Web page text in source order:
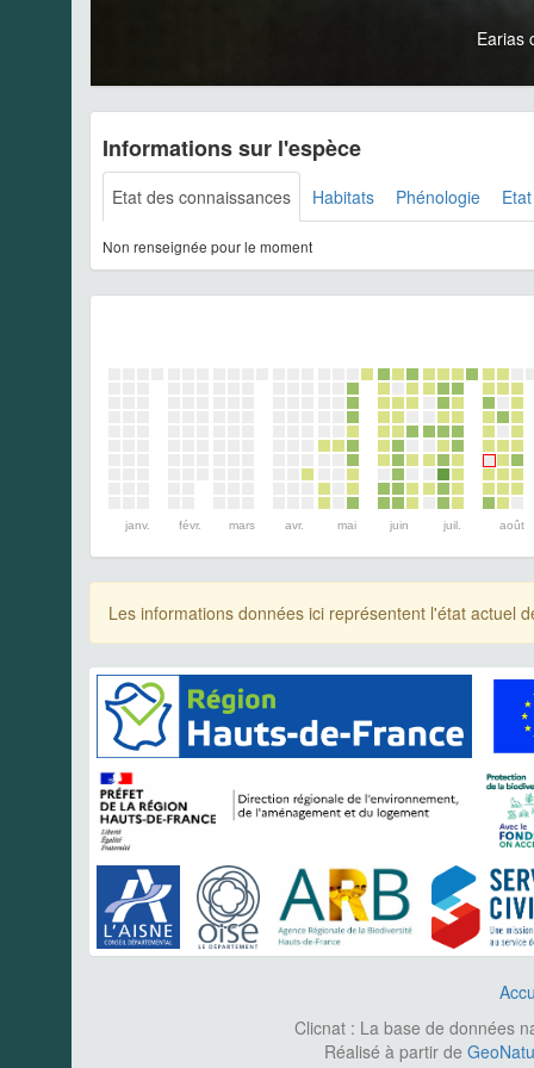
Earias
Informations sur l'espèce
Etat des connaissances Habitats Phénologie
Non renseignée pour le moment
janv. févr. mars avr. mai juin juil. août
Les informations données ici représentent l'état actuel
Clicnat : La base de données
Réalisé à partir de